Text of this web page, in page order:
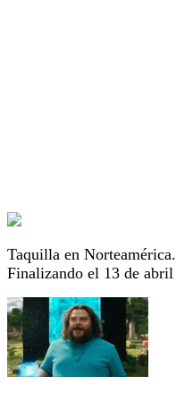
Taquilla en Norteamérica.
Finalizando el 13 de abril